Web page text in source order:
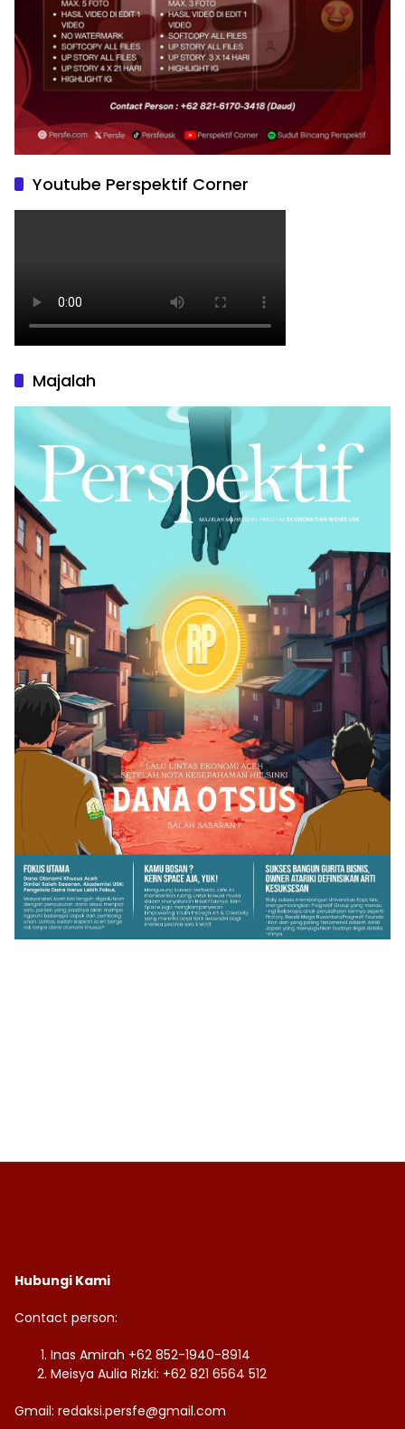
Youtube Perspektif Corner
Majalah
Hubungi Kami
Contact person:
Inas Amirah +62 852-1940-8914
Meisya Aulia Rizki: +62 821 6564 512
Gmail: redaksi.persfe@gmail.com